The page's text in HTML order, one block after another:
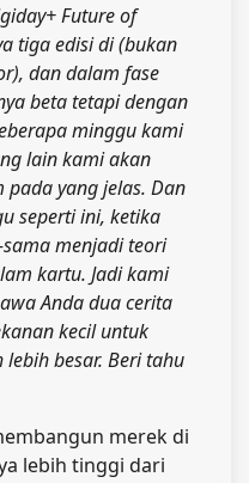
Future of
tiga edisi di (bukan
dan dalam fase
beta tetapi dengan
minggu kami
lain kami akan
yang jelas. Dan
seperti ini, ketika
menjadi teori
kartu. Jadi kami
Anda dua cerita
kecil untuk
besar. Beri tahu
merek di
lebih tinggi dari